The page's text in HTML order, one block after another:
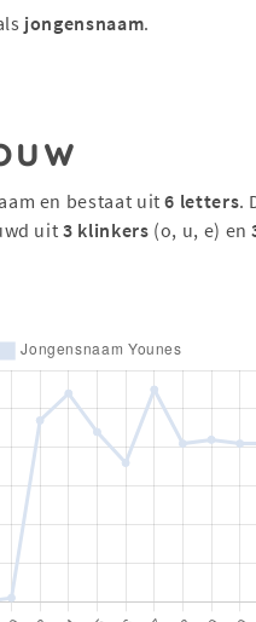
jongensnaam.
en bestaat uit6 letters.
uit3 klinkers (o, u, e) en